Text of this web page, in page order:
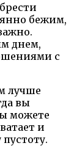
бежим,
днем,
с
лучше
вы
можете
и